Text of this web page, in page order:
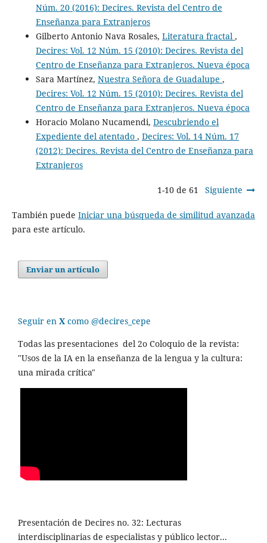
Núm. 20 (2016): Decires. Revista del Centro de
Enseñanza para Extranjeros
Gilberto Antonio Nava Rosales, Literatura fractal ,
Decires: Vol. 12 Núm. 15 (2010): Decires. Revista del
Centro de Enseñanza para Extranjeros. Nueva época
Sara Martínez, Nuestra Señora de Guadalupe ,
Decires: Vol. 12 Núm. 15 (2010): Decires. Revista del
Centro de Enseñanza para Extranjeros. Nueva época
Horacio Molano Nucamendi, Descubriendo el
Expediente del atentado , Decires: Vol. 14 Núm. 17
(2012): Decires. Revista del Centro de Enseñanza para
Extranjeros
1-10 de 61 Siguiente
También puede Iniciar una búsqueda de similitud avanzada
para este artículo.
Enviar un artículo
Seguir en X como @decires_cepe
Todas las presentaciones del 2o Coloquio de la revista:
"Usos de la IA en la enseñanza de la lengua y la cultura:
una mirada crítica"
Presentación de Decires no. 32: Lecturas
interdisciplinarias de especialistas y público lector...